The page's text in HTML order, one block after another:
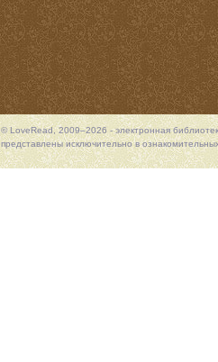
© LoveRead, 2009–2026 - электронная
представлены исключительно в